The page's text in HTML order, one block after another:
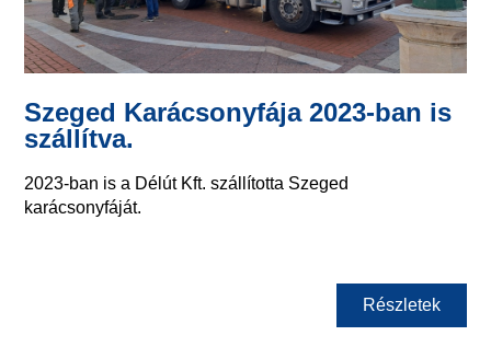
Szeged Karácsonyfája 2023-ban is
szállítva.
2023-ban is a Délút Kft. szállította Szeged
karácsonyfáját.
Részletek